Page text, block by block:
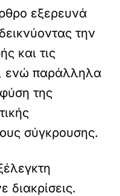
εξερευνά
την
και τις
ενώ παράλληλα
της
σύγκρουσης.
διακρίσεις.